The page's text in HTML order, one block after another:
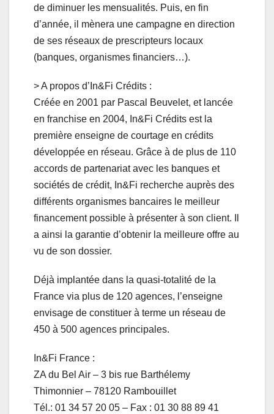
de diminuer les mensualités. Puis, en fin
d’année, il mènera une campagne en direction
de ses réseaux de prescripteurs locaux
(banques, organismes financiers…).
> A propos d’In&Fi Crédits :
Créée en 2001 par Pascal Beuvelet, et lancée
en franchise en 2004, In&Fi Crédits est la
première enseigne de courtage en crédits
développée en réseau. Grâce à de plus de 110
accords de partenariat avec les banques et
sociétés de crédit, In&Fi recherche auprès des
différents organismes bancaires le meilleur
financement possible à présenter à son client. Il
a ainsi la garantie d’obtenir la meilleure offre au
vu de son dossier.
Déjà implantée dans la quasi-totalité de la
France via plus de 120 agences, l’enseigne
envisage de constituer à terme un réseau de
450 à 500 agences principales.
In&Fi France :
ZA du Bel Air – 3 bis rue Barthélemy
Thimonnier – 78120 Rambouillet
Tél.: 01 34 57 20 05 – Fax : 01 30 88 89 41